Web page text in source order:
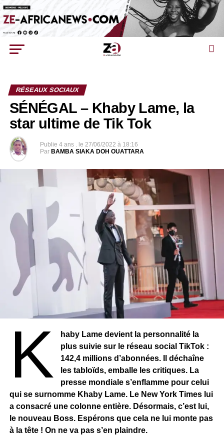
RÉSEAUX SOCIAUX
SÉNÉGAL – Khaby Lame, la
star ultime de Tik Tok
Publie 4 ans . le 27/06/2022 à 18:16
Par BAMBA SIAKA DOH OUATTARA
K
haby Lame devient la personnalité la
plus suivie sur le réseau social TikTok :
142,4 millions d’abonnées. Il déchaîne
les tabloïds, emballe les critiques. La
presse mondiale s’enflamme pour celui
qui se surnomme Khaby Lame. Le New York Times lui
a consacré une colonne entière. Désormais, c’est lui,
le nouveau Boss. Espérons que cela ne lui monte pas
à la tête ! On ne va pas s’en plaindre.